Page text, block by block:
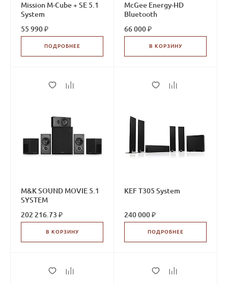
Mission M-Cube + SE 5.1
System
55 990 ₽
ПОДРОБНЕЕ
McGee Energy-HD
Bluetooth
66 000 ₽
В КОРЗИНУ
M&K SOUND MOVIE 5.1
SYSTEM
202 216.73 ₽
В КОРЗИНУ
KEF T305 System
240 000 ₽
ПОДРОБНЕЕ